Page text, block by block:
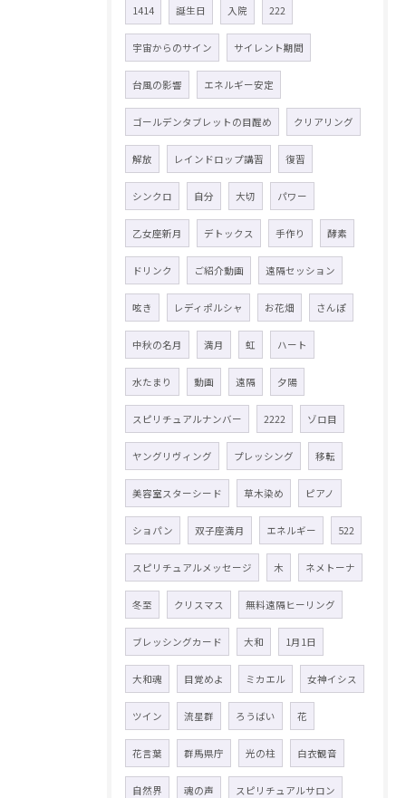
1414 誕生日 入院 222
宇宙からのサイン サイレント期間
台風の影響 エネルギー安定
ゴールデンタブレットの目醒め クリアリング
解放 レインドロップ講習 復習
シンクロ 自分 大切 パワー
乙女座新月 デトックス 手作り 酵素
ドリンク ご紹介動画 遠隔セッション
呟き レディポルシャ お花畑 さんぽ
中秋の名月 満月 虹 ハート
水たまり 動画 遠隔 夕陽
スピリチュアルナンバー 2222 ゾロ目
ヤングリヴィング プレッシング 移転
美容室スターシード 草木染め ピアノ
ショパン 双子座満月 エネルギー 522
スピリチュアルメッセージ 木 ネメトーナ
冬至 クリスマス 無料遠隔ヒーリング
ブレッシングカード 大和 1月1日
大和魂 目覚めよ ミカエル 女神イシス
ツイン 流星群 ろうばい 花
花言葉 群馬県庁 光の柱 白衣観音
自然界 魂の声 スピリチュアルサロン